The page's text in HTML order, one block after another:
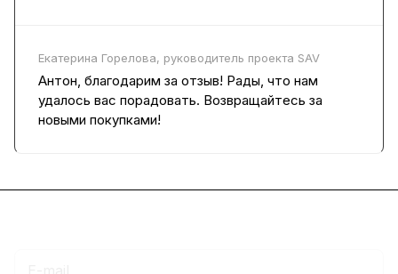
Екатерина Горелова, руководитель проекта SAV
Антон, благодарим за отзыв! Рады, что нам
удалось вас порадовать. Возвращайтесь за
новыми покупками!